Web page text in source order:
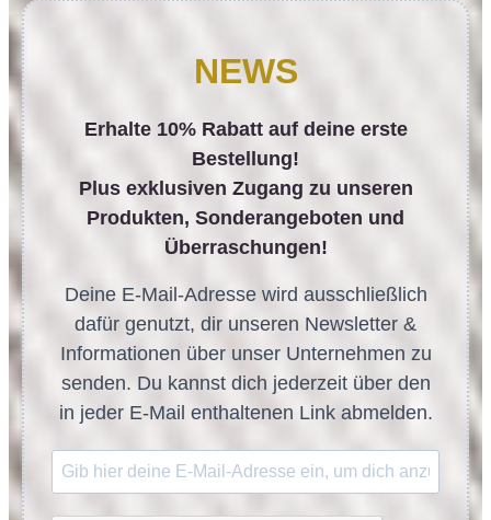
NEWS
Erhalte 10% Rabatt auf deine erste
Bestellung!
Plus exklusiven Zugang zu unseren
Produkten, Sonderangeboten und
Überraschungen!
Deine E-Mail-Adresse wird ausschließlich
dafür genutzt, dir unseren Newsletter &
Informationen über unser Unternehmen zu
senden. Du kannst dich jederzeit über den
in jeder E-Mail enthaltenen Link abmelden.